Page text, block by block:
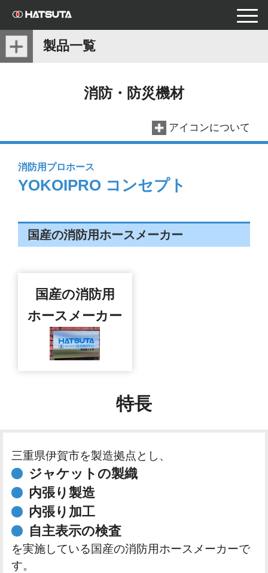
toggle
消防・防災機材
アイコンについて
消防用プロホース
YOKOIPRO コンセプト
国産の消防用ホースメーカー
国産の消防用
ホースメーカー
特長
三重県伊賀市を製造拠点とし、
ジャケットの製織
内張り製造
内張り加工
自主表示の検査
を実施している国産の消防用ホースメーカーで
す。
製品一覧